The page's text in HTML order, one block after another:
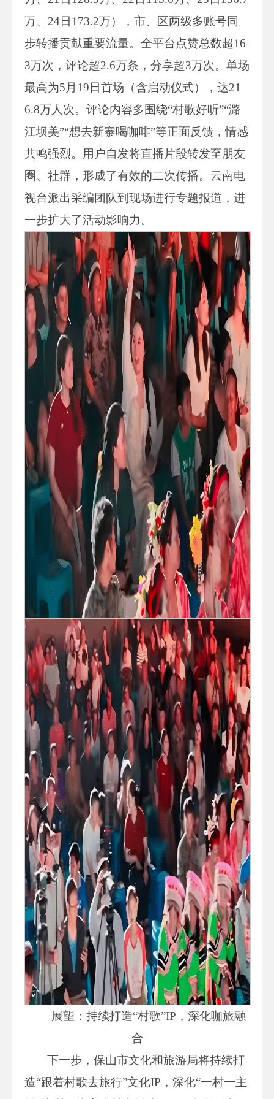
万、24日173.2万），市、区两级多账号同
步转播贡献重要流量。全平台点赞总数超16
3万次，评论超2.6万条，分享超3万次。单场
最高为5月19日首场（含启动仪式），达21
6.8万人次。评论内容多围绕“村歌好听”“潞
江坝美”“想去新寨喝咖啡”等正面反馈，情感
共鸣强烈。用户自发将直播片段转发至朋友
圈、社群，形成了有效的二次传播。云南电
视台派出采编团队到现场进行专题报道，进
一步扩大了活动影响力。
展望：持续打造“村歌”IP，深化咖旅融
合
下一步，保山市文化和旅游局将持续打
造“跟着村歌去旅行”文化IP，深化“一村一主